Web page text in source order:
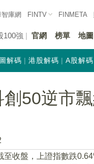
智庫網 FINTV FINMETA
100強 官網 榜單 地圖
解碼 港股解碼 A股解碼
創50逆市
收盤，上證指數跌